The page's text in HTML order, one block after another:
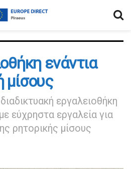
ενάντια
μίσους
εργαλειοθήκη
εύχρηστα εργαλεία για
ρητορικής μίσους